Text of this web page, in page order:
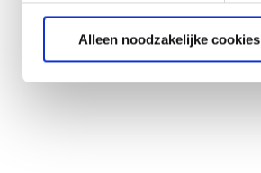
Alleen noodzakelijke cookies